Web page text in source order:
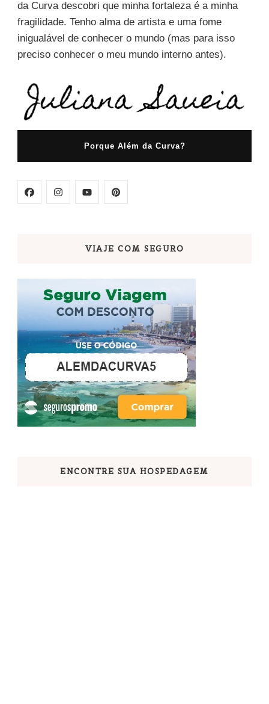
da Curva descobri que minha fortaleza é a minha
fragilidade. Tenho alma de artista e uma fome
inigualável de conhecer o mundo (mas para isso
preciso conhecer o meu mundo interno antes).
Porque Além da Curva?
VIAJE COM SEGURO
ENCONTRE SUA HOSPEDAGEM